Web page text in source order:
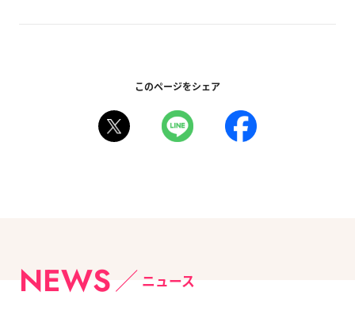
このページをシェア
NEWS ニュース